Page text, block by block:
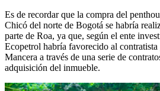
Es de recordar que la compra del
Chicó del norte de Bogotá se habría
parte de Roa, ya que, según el ente
Ecopetrol habría favorecido al
Mancera a través de una serie de
adquisición del inmueble.